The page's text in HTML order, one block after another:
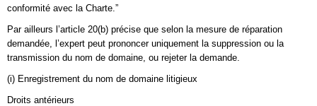
conformité avec la Charte.”
Par ailleurs l’article 20(b) précise que selon la mesure de réparation
demandée, l’expert peut prononcer uniquement la suppression ou la
transmission du nom de domaine, ou rejeter la demande.
(i) Enregistrement du nom de domaine litigieux
Droits antérieurs